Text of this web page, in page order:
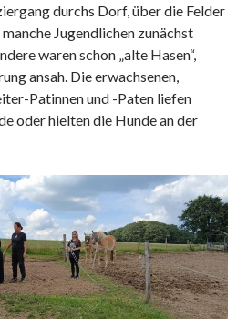
durchs Dorf, über die Felder
Jugendlichen zunächst
waren schon „alte Hasen“,
ansah. Die erwachsenen,
Patinnen und -Paten liefen
oder hielten die Hunde an der